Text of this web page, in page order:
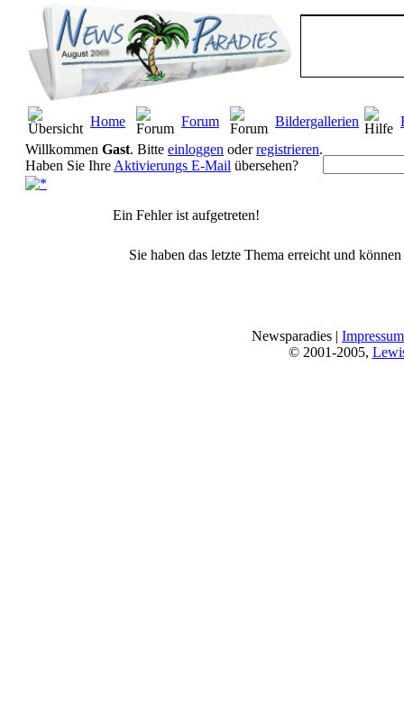
Home Forum Bildergallerien
Willkommen Gast. Bitte einloggen oderregistrieren.
Haben Sie Ihre Aktivierungs E-Mail übersehen?
Ein Fehler ist aufgetreten!
Sie haben das letzte Thema erreicht und
Newsparadies | Impressum
© 2001-2005,